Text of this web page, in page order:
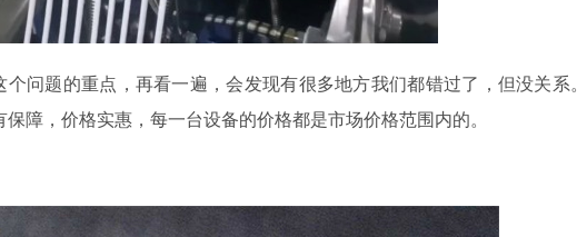
问题的重点，再看一遍，会发现有很多地方我们都错过了，但没关系。
障，价格实惠，每一台设备的价格都是市场价格范围内的。